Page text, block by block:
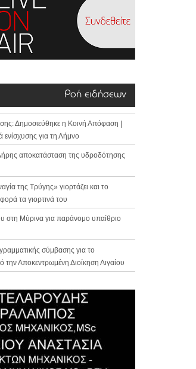
Ροή ειδήσεων
Δημοσιεύθηκε η Κοινή Απόφαση |
για τη Λήμνο
αποκατάσταση της υδροδότησης
της Τρύγης» γιορτάζει και το
φορά τα γιορτινά του
στη Μύρινα για παράνομο υπαίθριο
σύμβασης για το
την Αποκεντρωμένη Διοίκηση Αιγαίου